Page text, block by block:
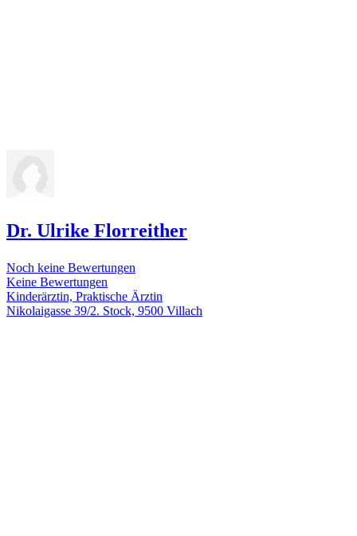
Dr. Ulrike Florreither
Noch keine Bewertungen
Keine Bewertungen
Kinderärztin, Praktische Ärztin
Nikolaigasse 39/2. Stock, 9500 Villach